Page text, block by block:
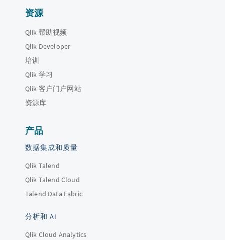
资源
Qlik 帮助视频
Qlik Developer
培训
Qlik 学习
Qlik 客户门户网站
资源库
产品
数据集成和质量
Qlik Talend
Qlik Talend Cloud
Talend Data Fabric
分析和 AI
Qlik Cloud Analytics